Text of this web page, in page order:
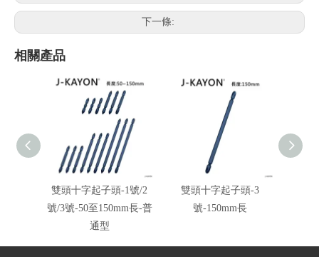
下一條:
相關產品
雙頭十字起子頭-1號/2
號/3號-50至150mm長-普
通型
雙頭十字起子頭-3
號-150mm長